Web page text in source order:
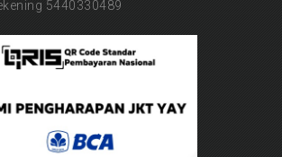
5440330489